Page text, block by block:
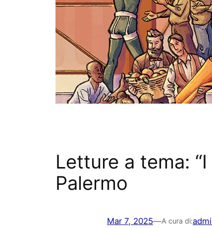
Letture a tema:
Palermo
Mar 7, 2025—A cura di: